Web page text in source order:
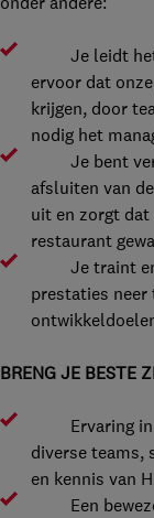
Je leidt het
ervoor dat
krijgen, door
nodig het
Je bent
afsluiten van
uit en zorgt
restaurant
Je traint en
prestaties neer
BRENG JE BESTE
Ervaring in
diverse teams,
en kennis van
Een